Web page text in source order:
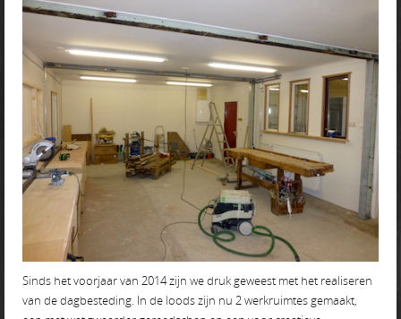
Sinds het voorjaar van 2014 zijn we druk geweest met het realiseren
van de dagbesteding. In de loods zijn nu 2 werkruimtes gemaakt,